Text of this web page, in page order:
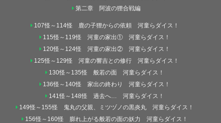
第二章 阿波の狸合戦編
107怪～114怪 鹿の子狸からの依頼 河童らダイス！
115怪～119怪 河童の家出① 河童らダイス！
120怪～124怪 河童の家出② 河童らダイス！
125怪～129怪 河童の響吉との修行 河童らダイス！
130怪～135怪 般若の面 河童らダイス！
136怪～140怪 家出の終わり 河童らダイス！
141怪～148怪 過去へ… 河童らダイス！
149怪～155怪 鬼丸の父親、ミツヅノの黒炎丸 河童らダイス！
156怪～160怪 膨れ上がる般若の面の妖力 河童らダイス！